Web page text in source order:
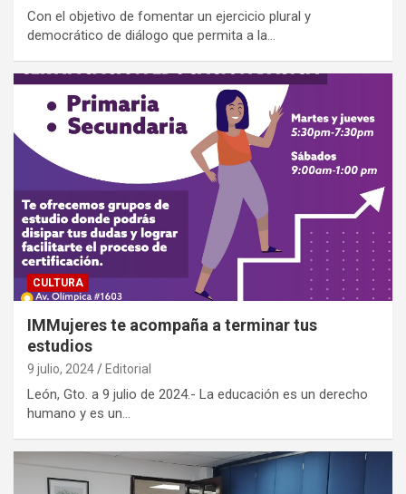
Con el objetivo de fomentar un ejercicio plural y
democrático de diálogo que permita a la…
CULTURA
IMMujeres te acompaña a terminar tus
estudios
9 julio, 2024 Editorial
León, Gto. a 9 julio de 2024.- La educación es un derecho
humano y es un…